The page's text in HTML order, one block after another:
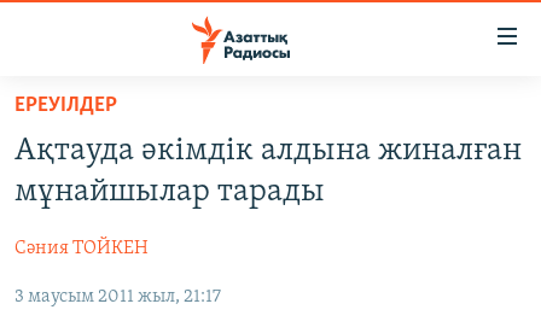
Skip
main
content
to
Navigation
САЯСАТ
AZATTYQTV
ҚАҢТАР ОҚИҒАСЫ
АДАМ ҚҰҚЫҚТАРЫ
ЕРЕУІЛДЕР
Ақтауда әкімдік алдына жиналған
мұнайшылар тарады
Сәния ТОЙКЕН
3 маусым 2011 жыл, 21:17